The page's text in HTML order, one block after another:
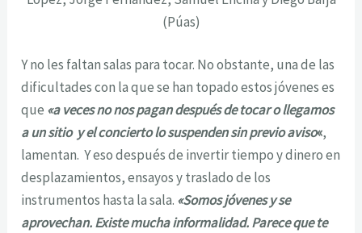
(Púas)
Y no les faltan salas para tocar. No obstante, una de las
dificultades con la que se han topado estos jóvenes es
que «a veces no nos pagan después de tocar o llegamos
a un sitio y el concierto lo suspenden sin previo aviso«,
lamentan. Y eso después de invertir tiempo y dinero en
desplazamientos, ensayos y traslado de los
instrumentos hasta la sala. «Somos jóvenes y se
aprovechan. Existe mucha informalidad. Parece que te